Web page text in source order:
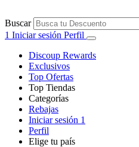
Buscar
1 Iniciar sesión Perfil
Discoup Rewards
Exclusivos
Top Ofertas
Top Tiendas
AliExpress
Categorías
Electrónica e
Rebajas
Iniciar sesión 1
Perfil
Elige tu país